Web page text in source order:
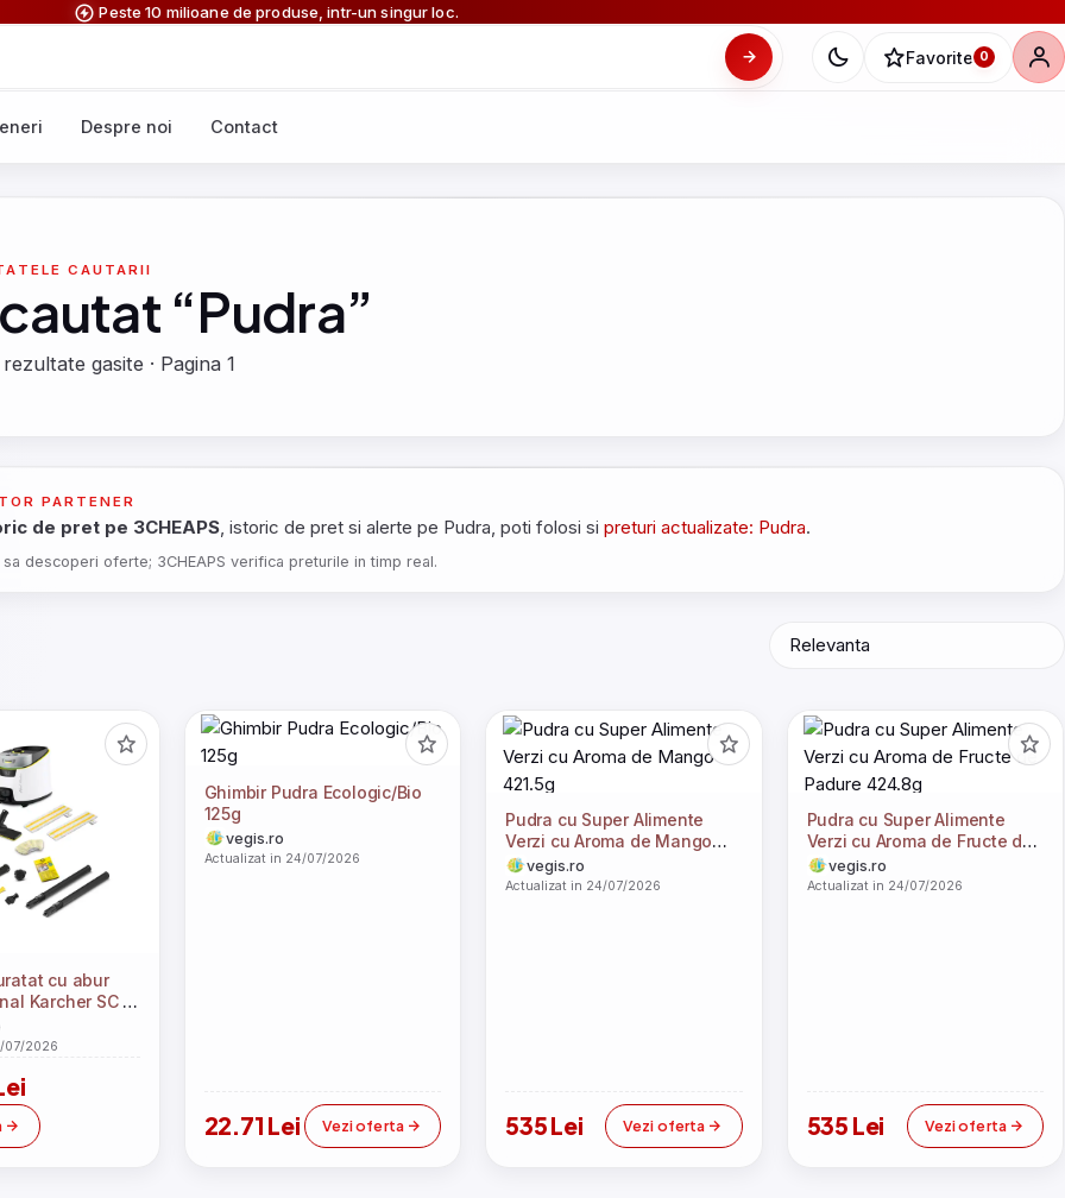
Peste 10 milioane de produse, intr-un singur loc.
Favorite 0
Despre noi Contact
CAUTARII
“Pudra”
gasite · Pagina 1
PARTENER
de pret pe 3CHEAPS, istoric de pret si alerte pe Pudra, poti folosi si preturi actualizate: Pudra.
sa descoperi oferte; 3CHEAPS verifica preturile in timp real.
cu abur
Karcher SC 5
Line, 2250
1.3 l, kit
multiple,
1.513-
07/2026
Ghimbir Pudra Ecologic/Bio
125g
vegis.ro
Actualizat in 24/07/2026
22.71 Lei Vezi oferta
Pudra cu Super Alimente
Verzi cu Aroma de Mango
421.5g
vegis.ro
Actualizat in 24/07/2026
535 Lei Vezi oferta
Pudra cu Super Alimente
Verzi cu Aroma de Fructe de
Padure 424.8g
vegis.ro
Actualizat in 24/07/2026
535 Lei Vezi oferta